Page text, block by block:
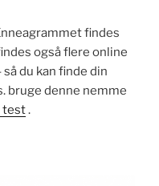
findes
også flere online
du kan finde din
bruge denne nemme
test.